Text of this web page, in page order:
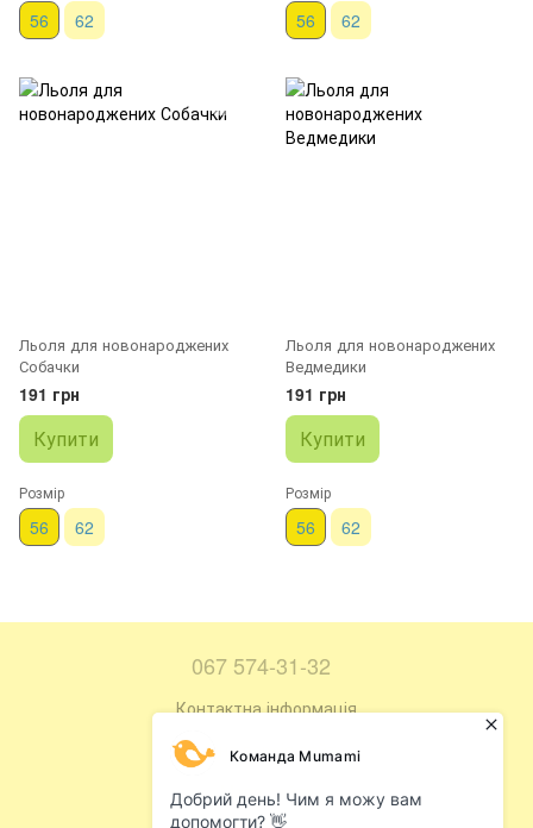
56 62 56 62
Льоля для новонароджених
Собачки
191 грн
Купити
Розмір
56 62
Льоля для новонароджених
Ведмедики
191 грн
Купити
Розмір
56 62
067 574-31-32
Контактна інформація
Повна версія сайту
Мапа сайту